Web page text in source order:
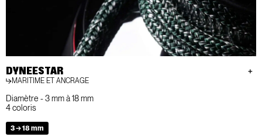
DYNEESTAR
MARITIME ET ANCRAGE
Diamètre - 3 mm à 18 mm
4 coloris
3 → 18 mm